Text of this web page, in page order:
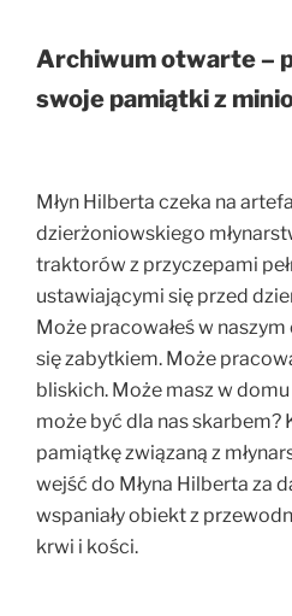
Archiwum otwarte –
swoje pamiątki z
Młyn Hilberta czeka na
dzierżoniowskiego
traktorów z przyczepami
ustawiającymi się przed
Może pracowałeś w
się zabytkiem. Może
bliskich. Może masz w
może być dla nas skarbem?
pamiątkę związaną z
wejść do Młyna Hilberta za
wspaniały obiekt z
krwi i kości.